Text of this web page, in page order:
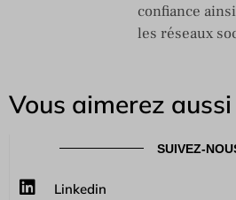
confiance
les réseaux
Vous aimerez aussi
SUIVEZ-
Linkedin